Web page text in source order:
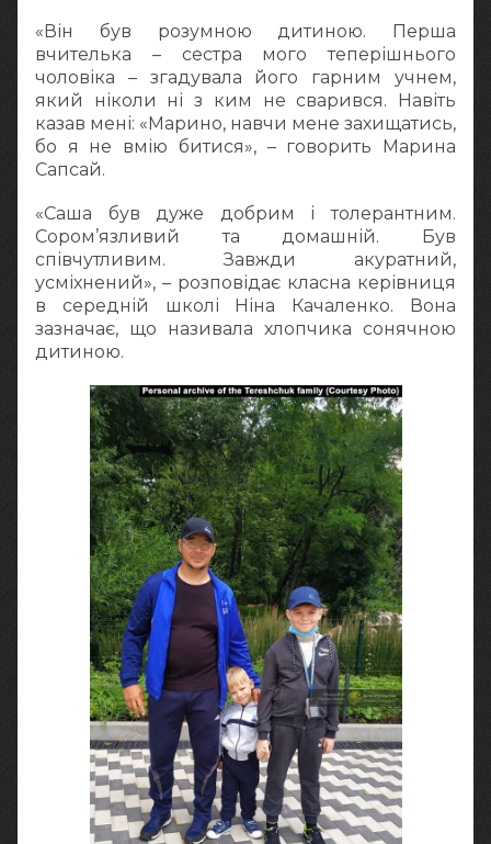
«Він був розумною дитиною. Перша
вчителька – сестра мого теперішнього
чоловіка – згадувала його гарним учнем,
який ніколи ні з ким не сварився. Навіть
казав мені: «Марино, навчи мене захищатись,
бо я не вмію битися», – говорить Марина
Сапсай.
«Саша був дуже добрим і толерантним.
Сором’язливий та домашній. Був
співчутливим. Завжди акуратний,
усміхнений», – розповідає класна керівниця
в середній школі Ніна Качаленко. Вона
зазначає, що називала хлопчика сонячною
дитиною.